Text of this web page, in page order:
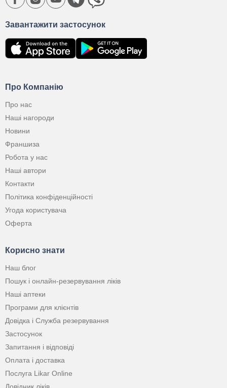
Про Компанію
Про нас
Наші нагороди
Новини
Франшиза
Робота у нас
Наші автори
Контакти
Політика конфіденційності
Угода користувача
Оферта
Корисно знати
Наш блог
Пошук і онлайн-резервування ліків
Наші аптеки
Програми для клієнтів
Довідка і Служба резервування
Застосунок
Запитання і відповіді
Оплата і доставка
Послуга Likar Online
Завантажити застосунок